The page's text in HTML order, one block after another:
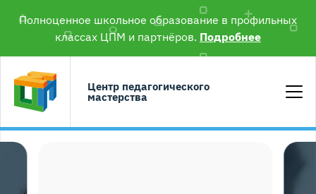
Полноценное школьное образование в профильных
классах ЦПМ и партнёров. Подробнее
Центр педагогического
мастерства